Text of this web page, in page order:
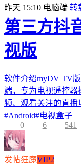
昨天 15:10 电脑端 转
第三方抖
视版
软件介绍myDV TV
端，专为电视遥控器
频、观看关注的直播
#Android#电视盒子
0
6 541
发帖狂魔VIP2